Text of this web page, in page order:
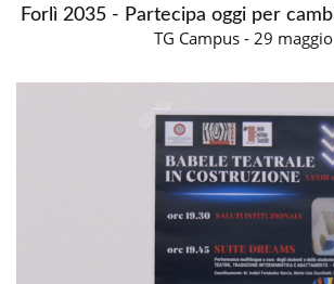
TG Campus - 29 maggio